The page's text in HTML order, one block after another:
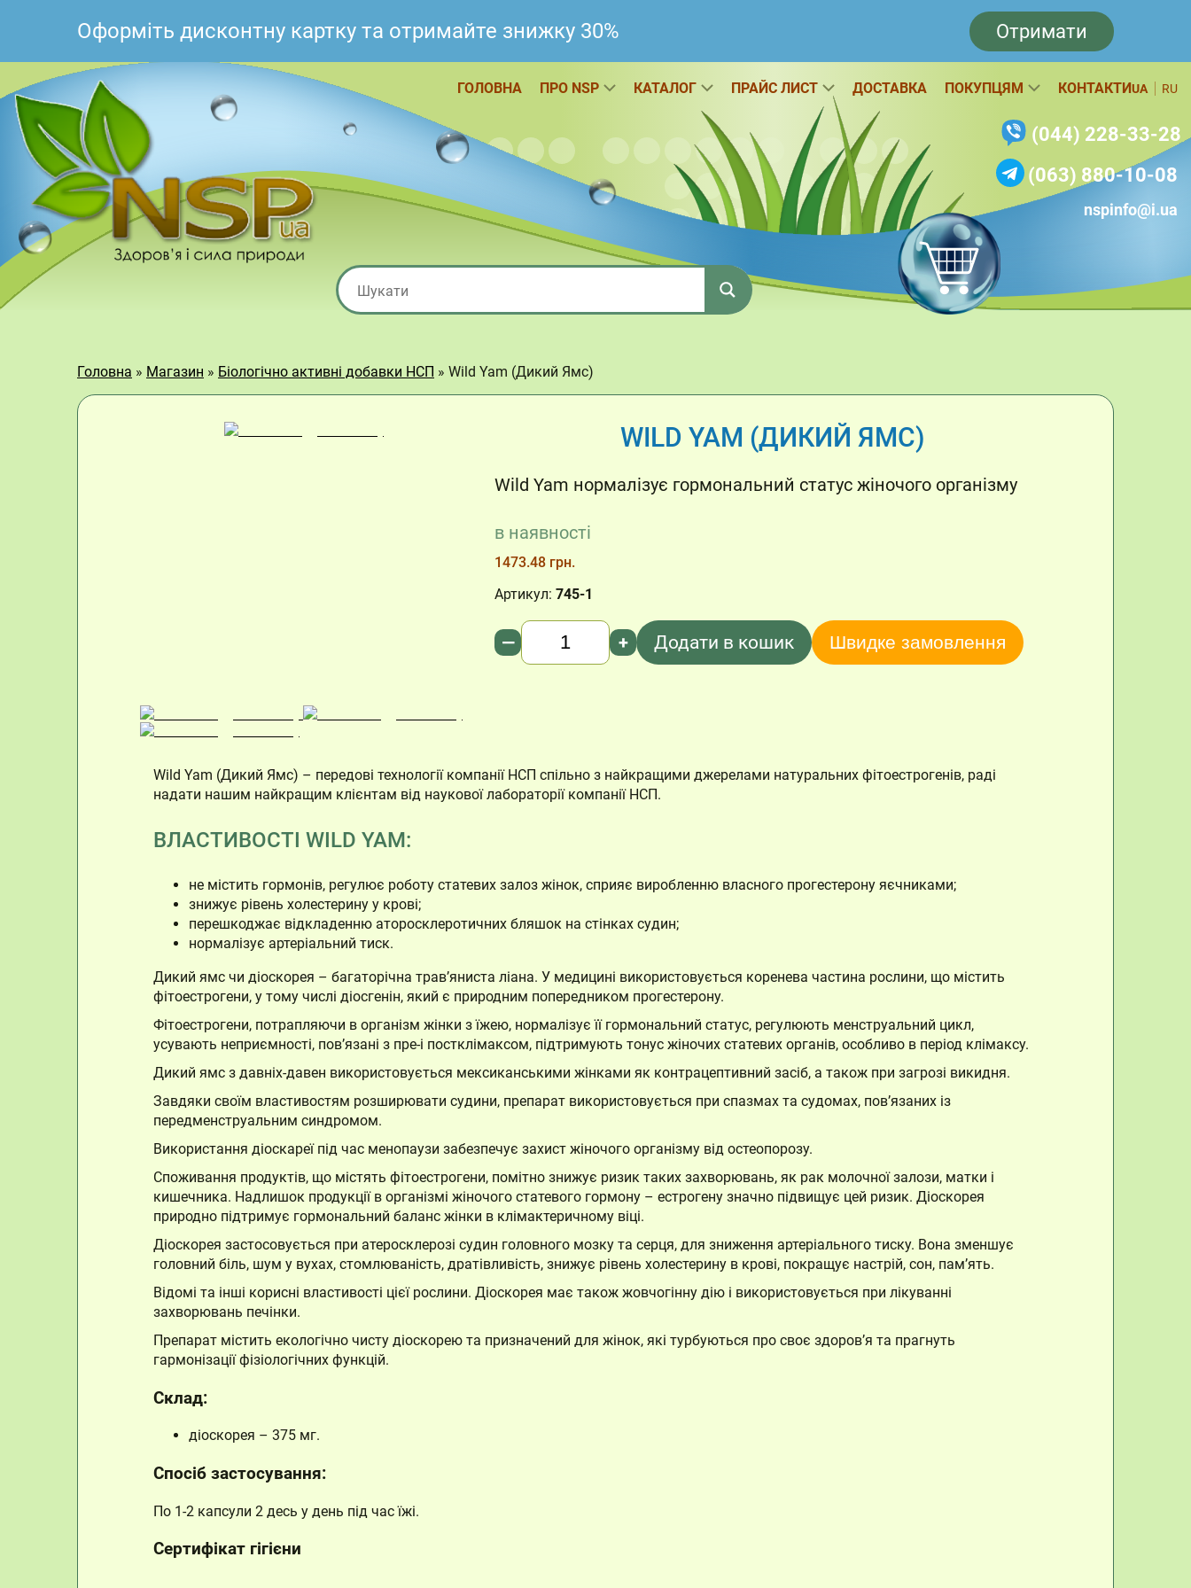
ГОЛОВНА ПРО NSP КАТАЛОГ ПРАЙС ЛИСТ ДОСТАВКА ПОКУПЦЯМ КОНТАКТИUA RU
(044) 228-33-28
(063) 880-10-08
nspinfo@i.ua
Оформіть дисконтну картку та отримайте знижку 30% Отримати
Головна » Магазин » Біологічно активні добавки НСП » Wild Yam (Дикий Ямс)
WILD YAM (ДИКИЙ ЯМС)
Wild Yam нормалізує гормональний статус жіночого організму
в наявності
1473.48 грн.
Артикул: 745-1
Кількість
— + Додати в кошик Швидке замовлення
Wild Yam (Дикий Ямс) – передові технології компанії НСП спільно з найкращими джерелами натуральних фітоестрогенів, раді
надати нашим найкращим клієнтам від наукової лабораторії компанії НСП.
ВЛАСТИВОСТІ WILD YAM:
не містить гормонів, регулює роботу статевих залоз жінок, сприяє виробленню власного прогестерону яєчниками;
знижує рівень холестерину у крові;
перешкоджає відкладенню аторосклеротичних бляшок на стінках судин;
нормалізує артеріальний тиск.
Дикий ямс чи діоскорея – багаторічна трав’яниста ліана. У медицині використовується коренева частина рослини, що містить
фітоестрогени, у тому числі діосгенін, який є природним попередником прогестерону.
Фітоестрогени, потрапляючи в організм жінки з їжею, нормалізує її гормональний статус, регулюють менструальний цикл,
усувають неприємності, пов’язані з пре-і постклімаксом, підтримують тонус жіночих статевих органів, особливо в період клімаксу.
Дикий ямс з давніх-давен використовується мексиканськими жінками як контрацептивний засіб, а також при загрозі викидня.
Завдяки своїм властивостям розширювати судини, препарат використовується при спазмах та судомах, пов’язаних із
передменструальним синдромом.
Використання діоскареї під час менопаузи забезпечує захист жіночого організму від остеопорозу.
Споживання продуктів, що містять фітоестрогени, помітно знижує ризик таких захворювань, як рак молочної залози, матки і
кишечника. Надлишок продукції в організмі жіночого статевого гормону – естрогену значно підвищує цей ризик. Діоскорея
природно підтримує гормональний баланс жінки в клімактеричному віці.
Діоскорея застосовується при атеросклерозі судин головного мозку та серця, для зниження артеріального тиску. Вона зменшує
головний біль, шум у вухах, стомлюваність, дратівливість, знижує рівень холестерину в крові, покращує настрій, сон, пам’ять.
Відомі та інші корисні властивості цієї рослини. Діоскорея має також жовчогінну дію і використовується при лікуванні
захворювань печінки.
Препарат містить екологічно чисту діоскорею та призначений для жінок, які турбуються про своє здоров’я та прагнуть
гармонізації фізіологічних функцій.
Склад:
діоскорея – 375 мг.
Спосіб застосування:
По 1-2 капсули 2 десь у день під час їжі.
Сертифікат гігієни